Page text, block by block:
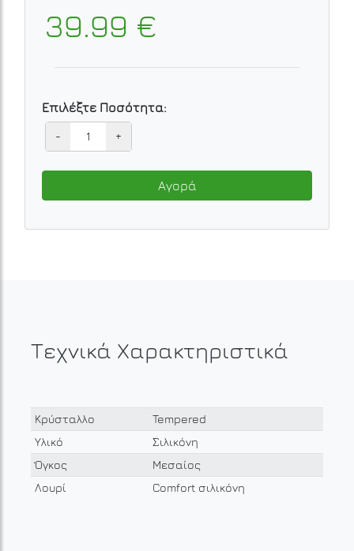
39.99 €
Επιλέξτε Ποσότητα:
- +
Αγορά
Τεχνικά Χαρακτηριστικά
Κρύσταλλο
Tempered
Υλικό
Σιλικόνη
Όγκος
Μεσαίος
Λουρί
Comfort σιλικόνη